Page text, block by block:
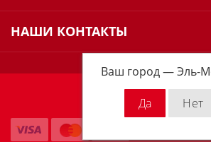
Ваш город —Эль-
НАШИ КОНТАКТЫ
Milwaukee Russia © 2026